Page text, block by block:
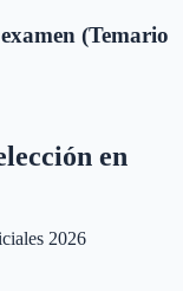
(Temario
en
2026